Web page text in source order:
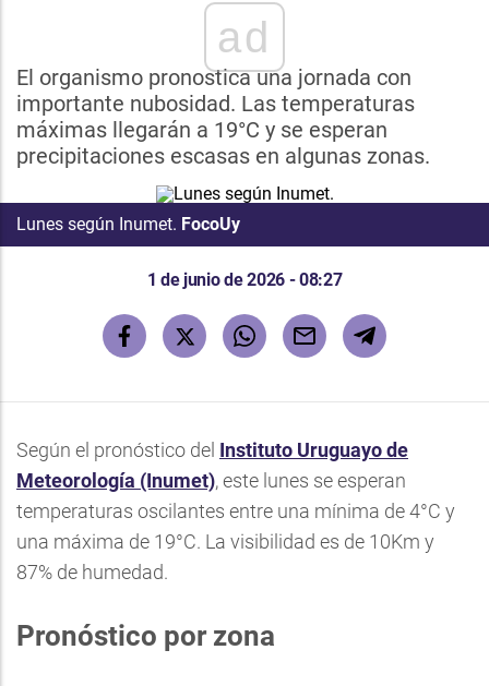
ad
El organismo pronostica una jornada con
importante nubosidad. Las temperaturas
máximas llegarán a 19°C y se esperan
precipitaciones escasas en algunas zonas.
Lunes según Inumet. FocoUy
1 de junio de 2026 - 08:27
Según el pronóstico del Instituto Uruguayo de
Meteorología (Inumet), este lunes se esperan
temperaturas oscilantes entre una mínima de 4°C y
una máxima de 19°C. La visibilidad es de 10Km y
87% de humedad.
Pronóstico por zona